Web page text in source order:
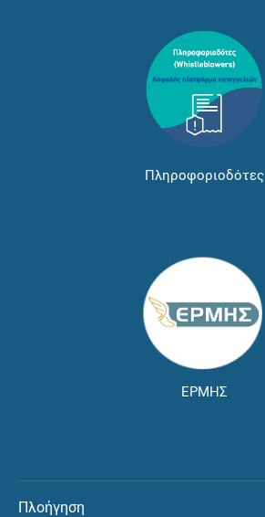
Πληροφοριοδότες
ΕΡΜΗΣ
Πλοήγηση